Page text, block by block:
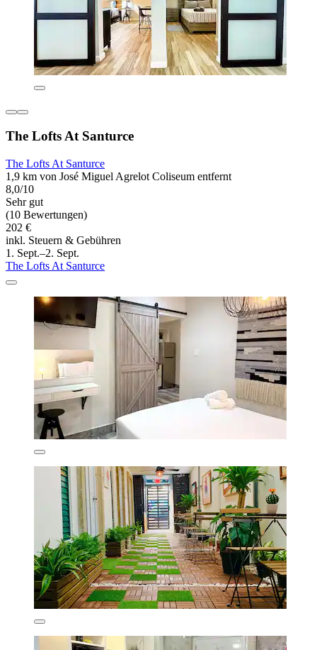
The Lofts At Santurce
The Lofts At Santurce
1,9 km von José Miguel Agrelot Coliseum entfernt
8,0/10
Sehr gut
(10 Bewertungen)
202 €
inkl. Steuern & Gebühren
1. Sept.–2. Sept.
The Lofts At Santurce